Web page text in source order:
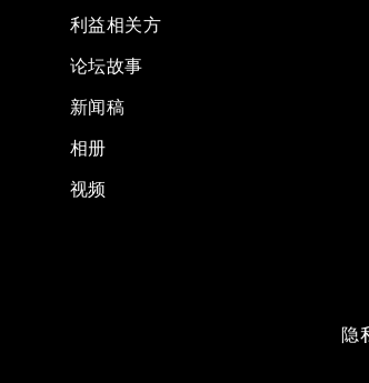
利益相关方
论坛故事
新闻稿
相册
视频
隐